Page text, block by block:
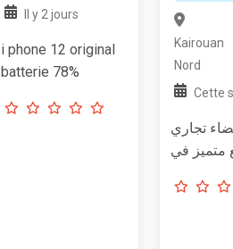
Il y 2 jours
i phone 12 original
batterie 78%
Kairouan
Nord
Cette
تجاري